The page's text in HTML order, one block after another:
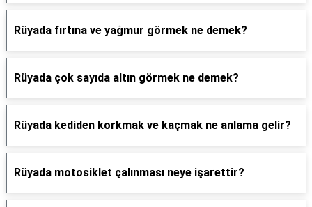
Rüyada fırtına ve yağmur görmek ne demek?
Rüyada çok sayıda altın görmek ne demek?
Rüyada kediden korkmak ve kaçmak ne anlama gelir?
Rüyada motosiklet çalınması neye işarettir?